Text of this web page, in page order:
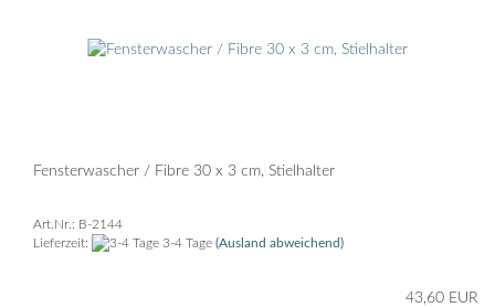
Fensterwascher / Fibre 30 x 3 cm, Stielhalter
Art.Nr.: B-2144
Lieferzeit:
3-4 Tage (Ausland abweichend)
43,60 EUR